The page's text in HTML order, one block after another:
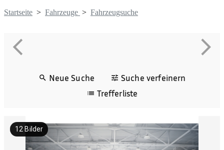
Startseite > Fahrzeuge > Fahrzeugsuche
Neue Suche
Suche verfeinern
Trefferliste
12 Bilder